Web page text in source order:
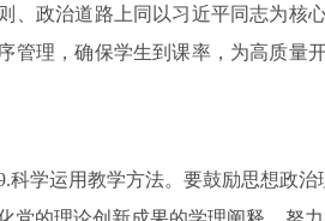
、政治道路上同以习近平同志为核
管理，确保学生到课率，为高质量
学运用教学方法。要鼓励思想政治